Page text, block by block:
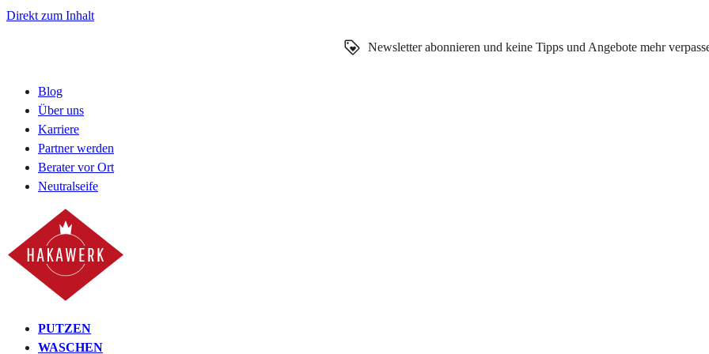
Direkt zum Inhalt
Newsletter abonnieren und keine Tipps und Angebote mehr
Blog
Über uns
Karriere
Partner werden
Berater vor Ort
Neutralseife
PUTZEN
WASCHEN